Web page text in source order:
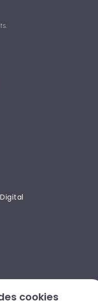
cookies